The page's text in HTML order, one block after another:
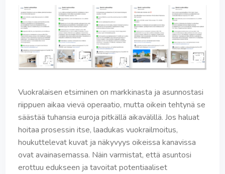
Vuokralaisen etsiminen on markkinasta ja asunnostasi
riippuen aikaa vievä operaatio, mutta oikein tehtynä se
säästää tuhansia euroja pitkällä aikavälillä. Jos haluat
hoitaa prosessin itse, laadukas vuokrailmoitus,
houkuttelevat kuvat ja näkyvyys oikeissa kanavissa
ovat avainasemassa. Näin varmistat, että asuntosi
erottuu edukseen ja tavoitat potentiaaliset